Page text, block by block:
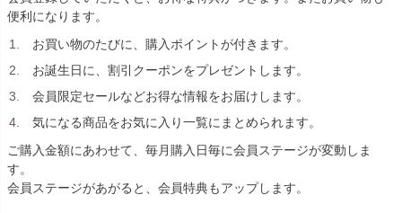
便利になります。
お買い物のたびに、購入ポイントが付きます。
お誕生日に、割引クーポンをプレゼントします。
会員限定セールなどお得な情報をお届けします。
気になる商品をお気に入り一覧にまとめられます。
ご購入金額にあわせて、毎月購入日毎に会員ステージが変動しま
す。
会員ステージがあがると、会員特典もアップします。